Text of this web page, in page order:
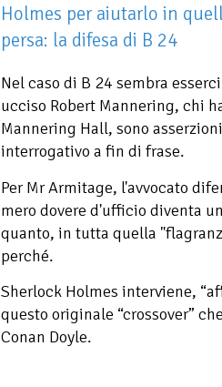
Holmes per aiutarlo in
persa: la difesa di B 24
Nel caso di B 24 sembra
ucciso Robert Mannering, chi
Mannering Hall, sono
interrogativo a fin di frase.
Per Mr Armitage, l'avvocato
mero dovere d'ufficio diventa
quanto, in tutta quella
perché.
Sherlock Holmes interviene,
questo originale “crossover”
Conan Doyle.